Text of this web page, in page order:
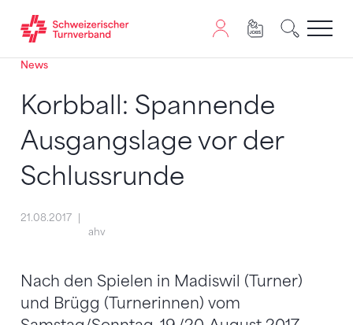
Zum Inhalt springen
Zur Sitemap navigieren
Zum Navigieren dieser Seite wird JavaScript benötigt.
News
Korbball: Spannende
Ausgangslage vor der
Schlussrunde
21.08.2017
ahv
Nach den Spielen in Madiswil (Turner)
und Brügg (Turnerinnen) vom